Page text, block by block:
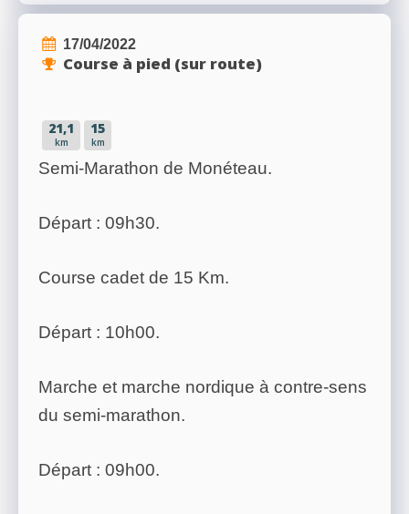
17/04/2022
Course à pied (sur route)
21,1
km
15
km
Semi-Marathon de Monéteau.
Départ : 09h30.
Course cadet de 15 Km.
Départ : 10h00.
Marche et marche nordique à contre-sens
du semi-marathon.
Départ : 09h00.